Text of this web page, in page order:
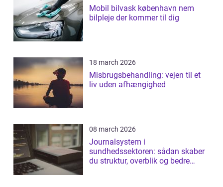
Mobil bilvask københavn nem
bilpleje der kommer til dig
18 march 2026
Misbrugsbehandling: vejen til et
liv uden afhængighed
08 march 2026
Journalsystem i
sundhedssektoren: sådan skaber
du struktur, overblik og bedre